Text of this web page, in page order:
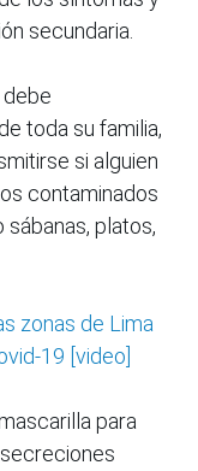
secundaria.
toda su familia,
si alguien
contaminados
platos,
zonas de Lima
19 [video]
para